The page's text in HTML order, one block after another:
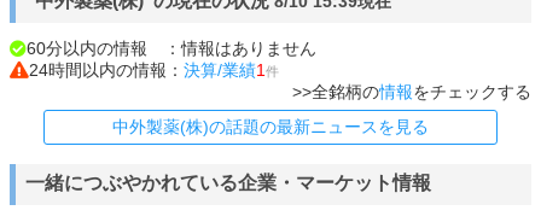
60分以内の情報 ：情報はありません
24時間以内の情報： 決算/業績1 件
>>全銘柄の情報をチェックする
中外製薬(株)の話題の最新ニュースを見る
一緒につぶやかれている企業・マーケット情報